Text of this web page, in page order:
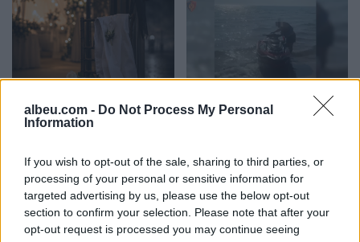
albeu.com - Do Not Process My Personal
Information
If you wish to opt-out of the sale, sharing to third parties, or
processing of your personal or sensitive information for
targeted advertising by us, please use the below opt-out
section to confirm your selection. Please note that after your
opt-out request is processed you may continue seeing
Nga gëzimi i dasmës te
dhimbja e madhe, Arianit
Pejë
Hyri me Jet Ski në
hapësirën e pushuesve në
mijë lekë drejtuesi